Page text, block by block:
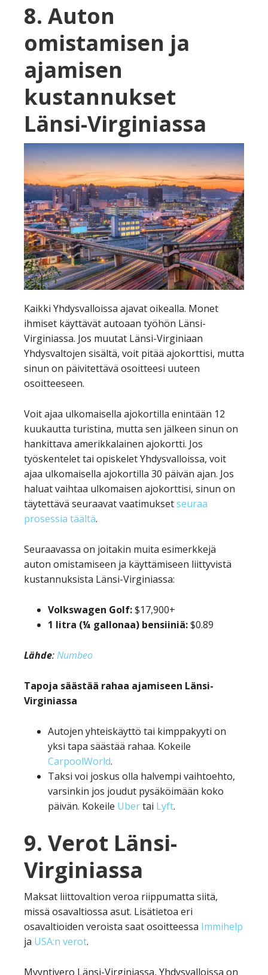
8. Auton
omistamisen ja
ajamisen
kustannukset
Länsi-Virginiassa
Kaikki Yhdysvalloissa ajavat oikealla. Monet
ihmiset käyttävät autoaan työhön Länsi-
Virginiassa. Jos muutat Länsi-Virginiaan
Yhdysvaltojen sisältä, voit pitää ajokorttisi, mutta
sinun on päivitettävä osoitteesi uuteen
osoitteeseen.
Voit ajaa ulkomaisella ajokortilla enintään 12
kuukautta turistina, mutta sen jälkeen sinun on
hankittava amerikkalainen ajokortti. Jos
työskentelet tai opiskelet Yhdysvalloissa, voit
ajaa ulkomaisella ajokortilla 30 päivän ajan. Jos
haluat vaihtaa ulkomaisen ajokorttisi, sinun on
täytettävä seuraavat vaatimuksetseuraa
prosessia täältä.
Seuraavassa on joitakin muita esimerkkejä
auton omistamiseen ja käyttämiseen liittyvistä
kustannuksista Länsi-Virginiassa:
Volkswagen Golf:$17,900+
1 litra (¼ gallonaa) bensiiniä:$0.89
Lähde:Numbeo
Tapoja säästää rahaa ajamiseen Länsi-
Virginiassa
Autojen yhteiskäyttö tai kimppakyyti on
yksi tapa säästää rahaa. Kokeile
CarpoolWorld.
Taksi voi joskus olla halvempi vaihtoehto,
varsinkin jos joudut pysäköimään koko
päivän. Kokeile Ubertai Lyft.
9. Verot Länsi-
Virginiassa
Maksat liittovaltion veroa riippumatta siitä,
missä osavaltiossa asut. Lisätietoa eri
osavaltioiden veroista saat osoitteessa Immihelp
ja USA:n verot.
Myyntivero Länsi-Virginiassa, Yhdysvalloissa on